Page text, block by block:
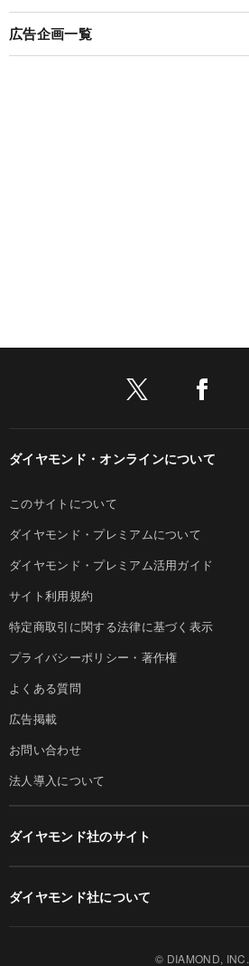
広告企画一覧
ダイヤモンド・オンラインについて
このサイトについて
ダイヤモンド・プレミアムについて
ダイヤモンド・プレミアム活用ガイド
サイト利用規約
特定商取引に関する法律に基づく表示
プライバシーポリシー・著作権
よくある質問
広告掲載
お問い合わせ
法人導入について
ダイヤモンド社のサイト
ダイヤモンド社について
© DIAMOND, INC.